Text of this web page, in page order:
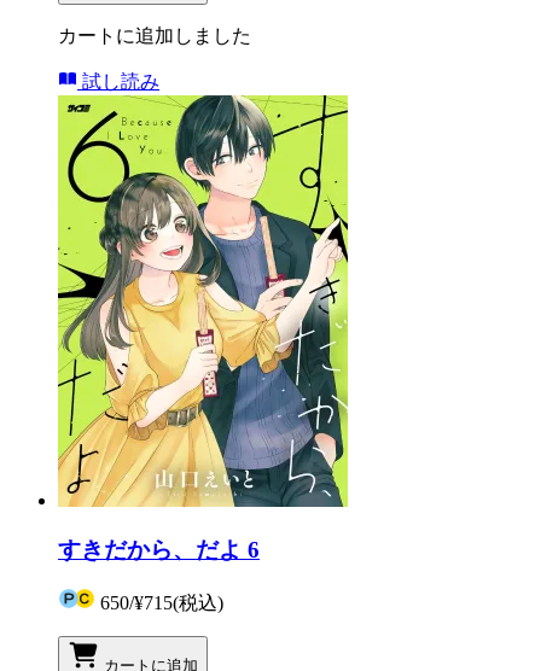
カートに追加しました
試し読み
すきだから、だよ 6
650/¥715(税込)
カートに追加